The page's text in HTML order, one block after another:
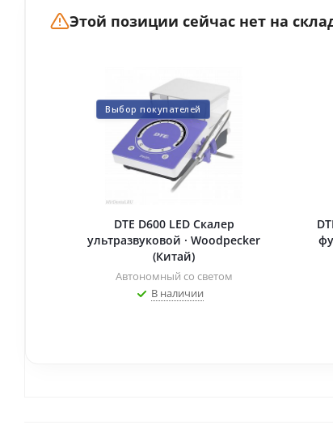
Этой позиции сейчас нет на
Выбор покупателей
DTE D600 LED Скалер
ультразвуковой · Woodpecker
(Китай)
Автономный со светом
В наличии